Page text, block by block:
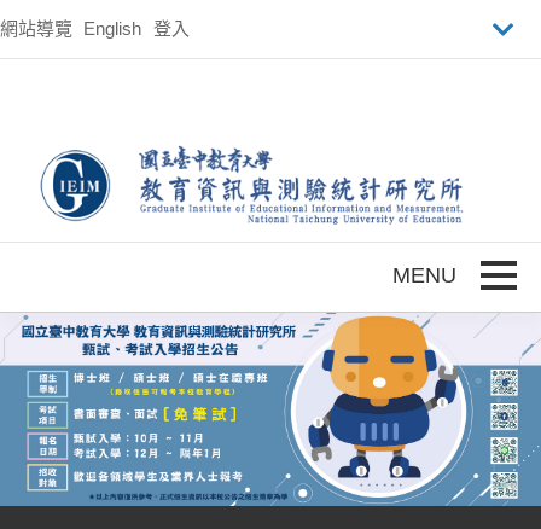
網站導覽 English 登入